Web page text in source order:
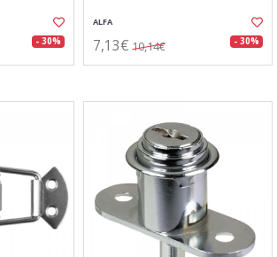
- 30%
ALFA
7,13€ 10,14€ - 30%